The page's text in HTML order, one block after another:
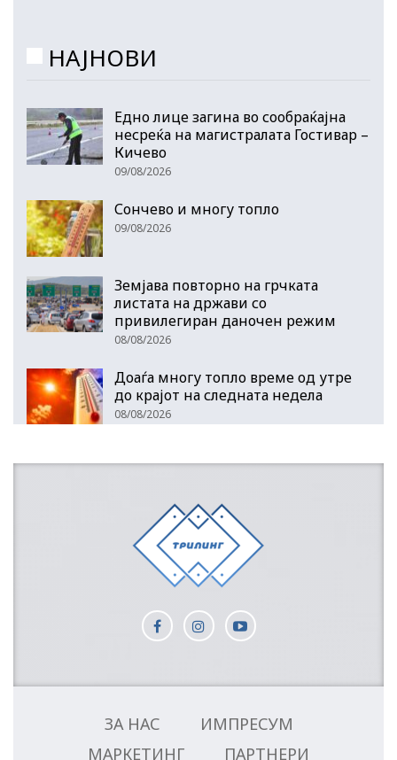
НАЈНОВИ
Едно лице загина во сообраќајна
несреќа на магистралата Гостивар –
Кичево
09/08/2026
Сончево и многу топло
09/08/2026
Земјава повторно на грчката
листата на држави со
привилегиран даночен режим
08/08/2026
Доаѓа многу топло време од утре
до крајот на следната недела
08/08/2026
ЗА НАС
ИМПРЕСУМ
МАРКЕТИНГ
ПАРТНЕРИ